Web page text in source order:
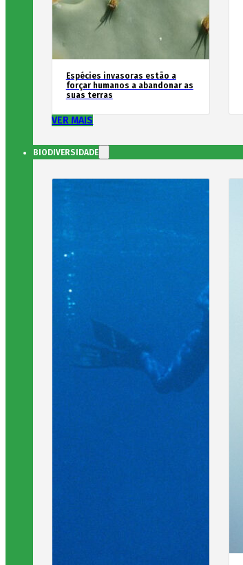
Espécies invasoras estão a
forçar humanos a abandonar as
suas terras
VER MAIS
BIODIVERSIDADE